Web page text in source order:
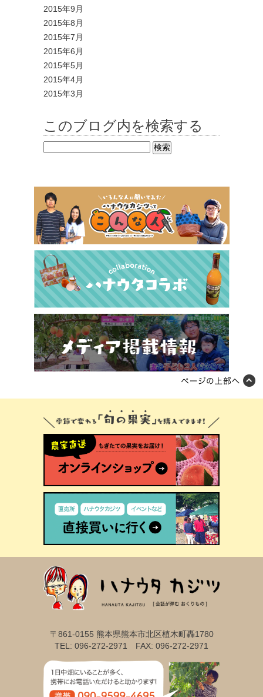
2015年9月
2015年8月
2015年7月
2015年6月
2015年5月
2015年4月
2015年3月
このブログ内を検索する
〒861-0155 熊本県熊本市北区植木町轟1780
TEL: 096-272-2971 FAX: 096-272-2971